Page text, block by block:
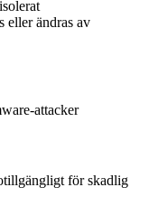
eller ändras av
attacker
för skadlig